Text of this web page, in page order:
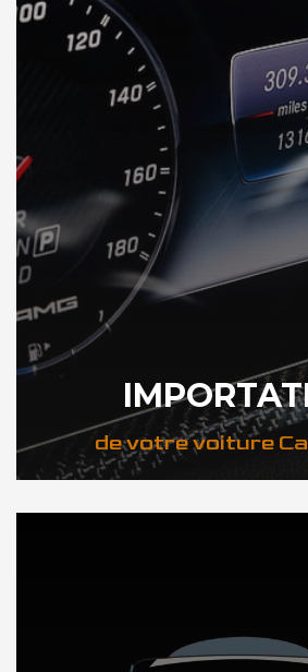
de votre voiture
DÉCOUVREZ NOTRE IMPORTATION